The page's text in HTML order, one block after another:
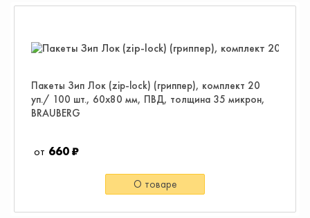
Пакеты Зип Лок (zip-lock) (гриппер), комплект 20
уп./ 100 шт., 60х80 мм, ПВД, толщина 35 микрон,
BRAUBERG
660 ₽
О товаре